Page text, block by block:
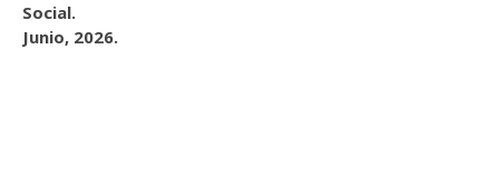
Social.
Junio, 2026.